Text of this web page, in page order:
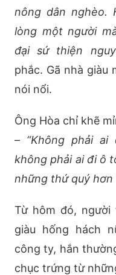
nông dân nghèo.
lòng một người
đại sứ thiện
phắc. Gã nhà giàu
nói nổi.
Ông Hòa chỉ khẽ
– “Không phải
không phải ai đi ô
những thứ quý
Từ hôm đó,
giàu hống hách
công ty, hắn
chục trứng từ